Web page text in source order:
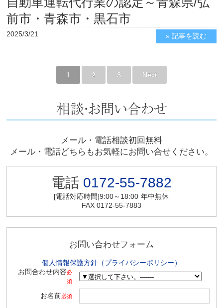
前市・青森市・黒石市
2025/3/21 » 記事を読む
1 2 3 Next
メール・電話相談初回無料
メール・電話どちらもお気軽にお問い合せください。
電話 0172-55-7882
[電話対応時間]9:00～18:00 年中無休
FAX 0172-55-7883
お問い合わせフォーム
個人情報保護方針（プライバシーポリシー）
お問合わせ内容必
須
お名前必須